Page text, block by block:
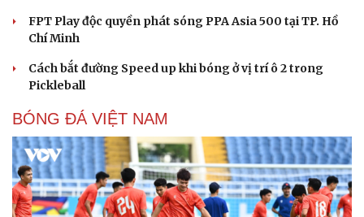
FPT Play độc quyền phát sóng PPA Asia 500 tại TP. Hồ
Chí Minh
Cách bắt đường Speed up khi bóng ở vị trí ô 2 trong
Pickleball
BÓNG ĐÁ VIỆT NAM